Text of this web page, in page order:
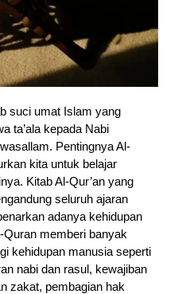
suci umat Islam yang
ta’ala kepada Nabi
Pentingnya Al-
kita untuk belajar
Kitab Al-Qur’an yang
seluruh ajaran
adanya kehidupan
memberi banyak
kehidupan manusia seperti
nabi dan rasul, kewajiban
zakat, pembagian hak